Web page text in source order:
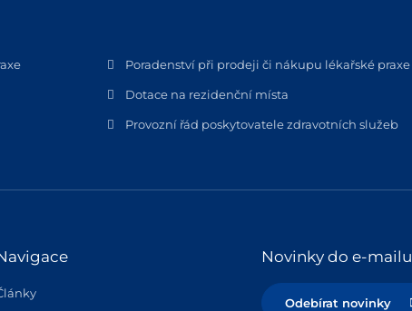
Poradenství při prodeji či nákupu lékařské praxe
Dotace na rezidenční místa
Provozní řád poskytovatele zdravotních služeb
Novinky do e-mailu
Odebírat novinky